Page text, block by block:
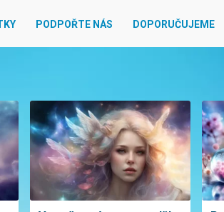
PODPOŘTE NÁS DOPORUČUJEME